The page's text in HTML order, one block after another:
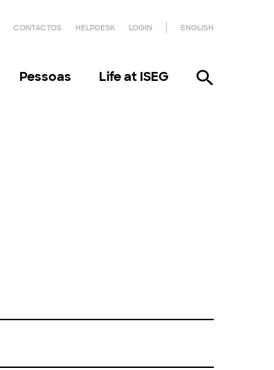
CONTACTOS HELPDESK LOGIN ENGLISH
Pessoas Life at ISEG